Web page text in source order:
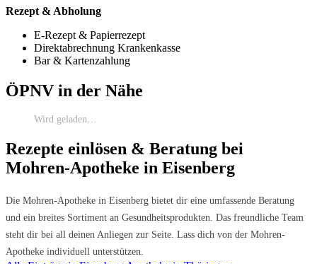
Rezept & Abholung
E-Rezept & Papierrezept
Direktabrechnung Krankenkasse
Bar & Kartenzahlung
ÖPNV in der Nähe
Wird geladen…
Rezepte einlösen & Beratung bei
Mohren-Apotheke in Eisenberg
Die Mohren-Apotheke in Eisenberg bietet dir eine umfassende Beratung
und ein breites Sortiment an Gesundheitsprodukten. Das freundliche Team
steht dir bei all deinen Anliegen zur Seite. Lass dich von der Mohren-
Apotheke individuell unterstützen.